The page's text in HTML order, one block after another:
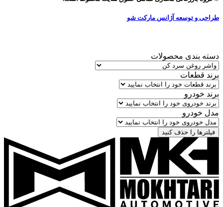
طراحی و توسعه آژانس مارکت شو
دسته بندی محصولات
برند قطعات
برند خودرو
مدل خودرو
فیلترها را حذف کنید